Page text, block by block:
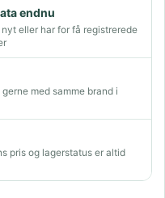
endnu
eller har for få registrerede
med samme brand i
pris og lagerstatus er altid